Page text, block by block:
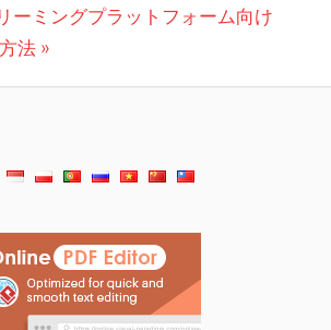
ーミングプラットフォーム向け
法